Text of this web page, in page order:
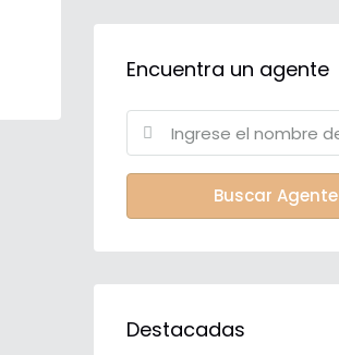
Encuentra un agente
Buscar Agente
Destacadas